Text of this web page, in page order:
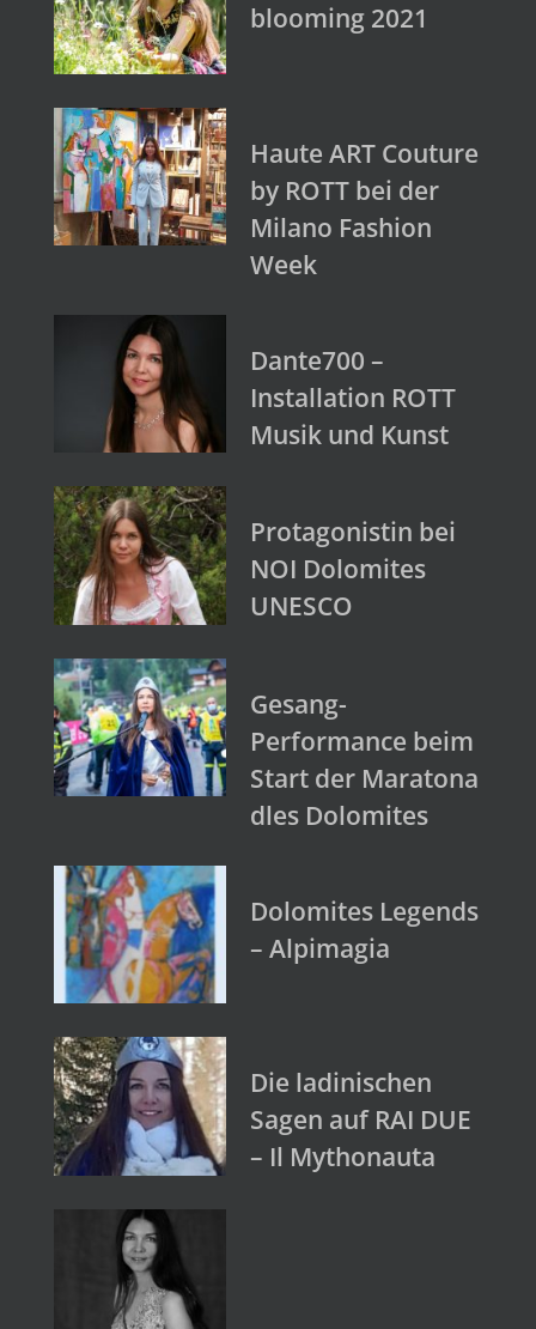
blooming 2021
Haute ART Couture
by ROTT bei der
Milano Fashion
Week
Dante700 –
Installation ROTT
Musik und Kunst
Protagonistin bei
NOI Dolomites
UNESCO
Gesang-
Performance beim
Start der Maratona
dles Dolomites
Dolomites Legends
– Alpimagia
Die ladinischen
Sagen auf RAI DUE
– Il Mythonauta